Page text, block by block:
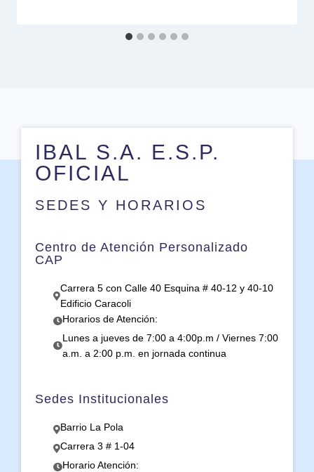
IBAL S.A. E.S.P.
OFICIAL
SEDES Y HORARIOS
Centro de Atención Personalizado
CAP
Carrera 5 con Calle 40 Esquina # 40-12 y 40-10
Edificio Caracoli
Horarios de Atención:
Lunes a jueves de 7:00 a 4:00p.m / Viernes 7:00
a.m. a 2:00 p.m. en jornada continua
Sedes Institucionales
Barrio La Pola
Carrera 3 # 1-04
Horario Atención: